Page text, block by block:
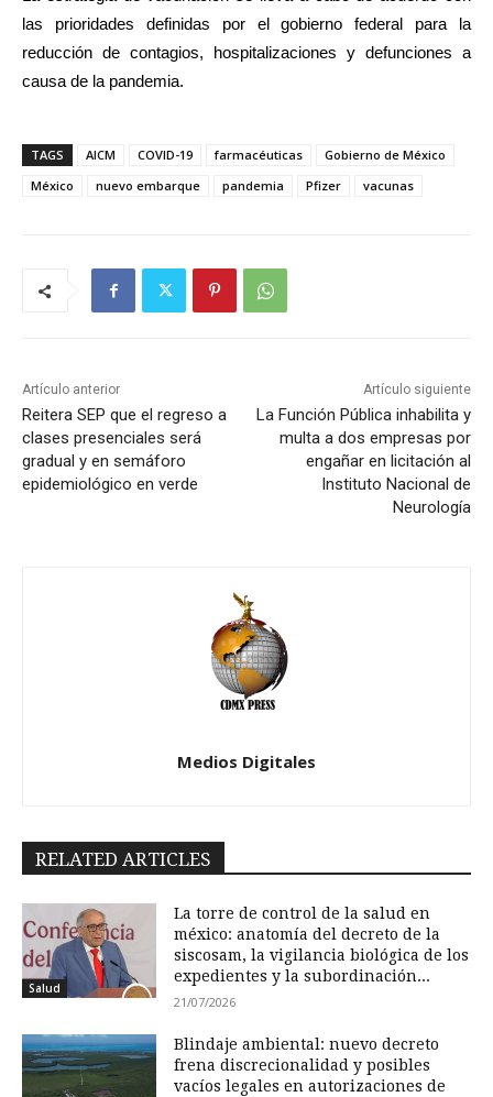
las prioridades definidas por el gobierno federal para la
reducción de contagios, hospitalizaciones y defunciones a
causa de la pandemia.
TAGS AICM COVID-19 farmacéuticas
Gobierno de México
México
nuevo embarque pandemia Pfizer vacunas
Artículo anterior
Reitera SEP que el regreso a
clases presenciales será
gradual y en semáforo
epidemiológico en verde
Artículo siguiente
La Función Pública inhabilita y
multa a dos empresas por
engañar en licitación al
Instituto Nacional de
Neurología
Medios Digitales
RELATED ARTICLES
Salud
La torre de control de la salud en
méxico: anatomía del decreto de la
siscosam, la vigilancia biológica de los
expedientes y la subordinación...
21/07/2026
Blindaje ambiental: nuevo decreto
frena discrecionalidad y posibles
vacíos legales en autorizaciones de